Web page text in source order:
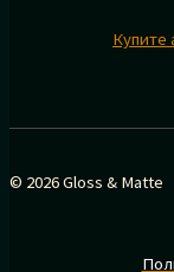
Купите
© 2026 Gloss & Matte